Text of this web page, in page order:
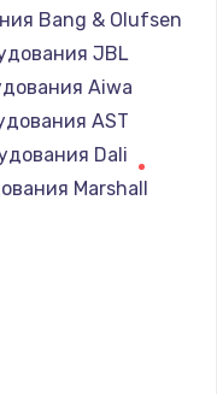
узла
Bang & Olufsen
JBL
Aiwa
AST
Dali
Marshall
Supra